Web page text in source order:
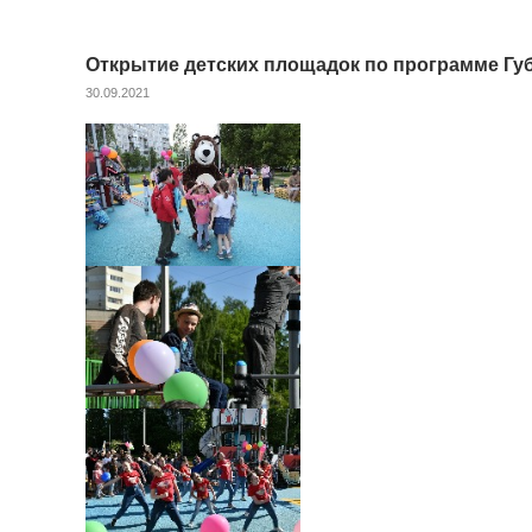
Открытие детских площадок по программе
30.09.2021